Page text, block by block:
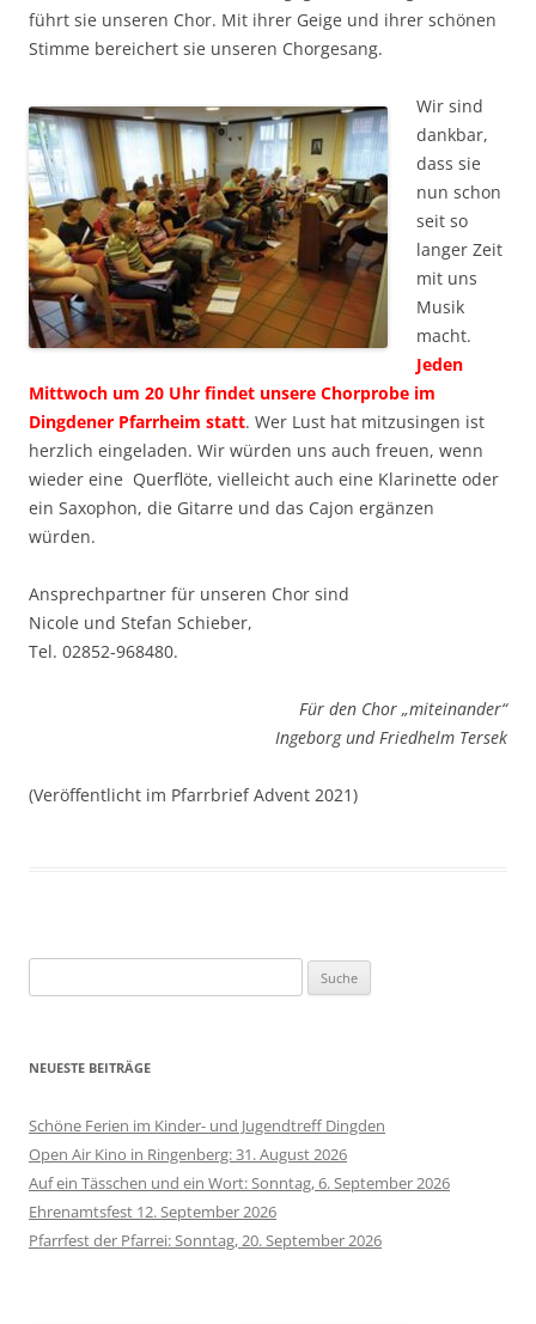
führt sie unseren Chor. Mit ihrer Geige und ihrer schönen
Stimme bereichert sie unseren Chorgesang.
Wir sind
dankbar,
dass sie
nun schon
seit so
langer Zeit
mit uns
Musik
macht.
Jeden
Mittwoch um 20 Uhr findet unsere Chorprobe im
Dingdener Pfarrheim statt. Wer Lust hat mitzusingen ist
herzlich eingeladen. Wir würden uns auch freuen, wenn
wieder eine Querflöte, vielleicht auch eine Klarinette oder
ein Saxophon, die Gitarre und das Cajon ergänzen
würden.
Ansprechpartner für unseren Chor sind
Nicole und Stefan Schieber,
Tel. 02852-968480.
Für den Chor „miteinander“
Ingeborg und Friedhelm Tersek
(Veröffentlicht im Pfarrbrief Advent 2021)
nach:
NEUESTE BEITRÄGE
Schöne Ferien im Kinder- und Jugendtreff Dingden
Open Air Kino in Ringenberg: 31. August 2026
Auf ein Tässchen und ein Wort: Sonntag, 6. September 2026
Ehrenamtsfest 12. September 2026
Pfarrfest der Pfarrei: Sonntag, 20. September 2026